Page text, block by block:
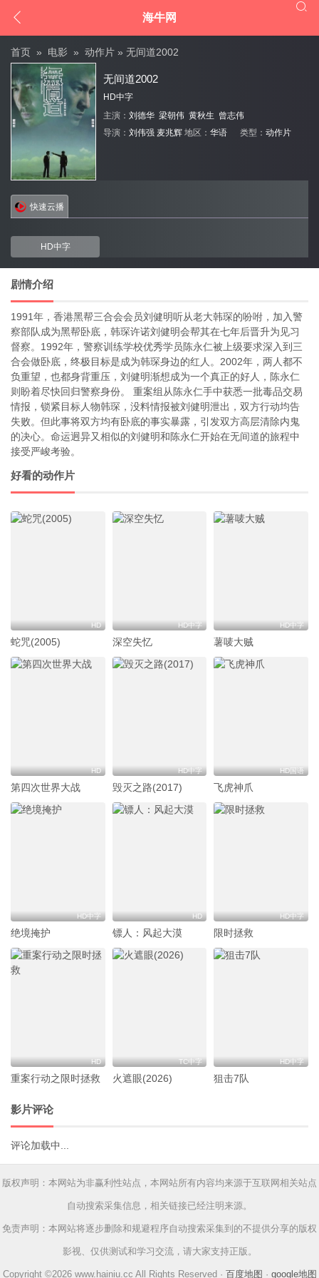
海牛网


首页 » 电影 » 动作片 » 无间道2002
无间道2002
HD中字
主演： 刘德华 梁朝伟 黄秋生 曾志伟
导演： 刘伟强 麦兆辉 地区： 华语 类型： 动作片
快速云播
HD中字
剧情介绍
1991年，香港黑帮三合会会员刘健明听从老大韩琛的吩咐，加入警
察部队成为黑帮卧底，韩琛许诺刘健明会帮其在七年后晋升为见习
督察。1992年，警察训练学校优秀学员陈永仁被上级要求深入到三
合会做卧底，终极目标是成为韩琛身边的红人。2002年，两人都不
负重望，也都身背重压，刘健明渐想成为一个真正的好人，陈永仁
则盼着尽快回归警察身份。 重案组从陈永仁手中获悉一批毒品交易
情报，锁紧目标人物韩琛，没料情报被刘健明泄出，双方行动均告
失败。但此事将双方均有卧底的事实暴露，引发双方高层清除内鬼
的决心。命运迥异又相似的刘健明和陈永仁开始在无间道的旅程中
接受严峻考验。
好看的动作片
HD
蛇咒(2005)
HD中字
深空失忆
HD中字
薯唛大贼
HD
第四次世界大战
HD中字
毁灭之路(2017)
HD国语
飞虎神爪
HD中字
绝境掩护
HD
镖人：风起大漠
HD中字
限时拯救
HD
重案行动之限时拯救
TC中字
火遮眼(2026)
HD中字
狙击7队
影片评论
评论加载中...
版权声明：本网站为非赢利性站点，本网站所有内容均来源于互联网相关站点
自动搜索采集信息，相关链接已经注明来源。
免责声明：本网站将逐步删除和规避程序自动搜索采集到的不提供分享的版权
影视、仅供测试和学习交流，请大家支持正版。
Copyright ©2026 www.hainiu.cc All Rights Reserved · 百度地图 · google地图